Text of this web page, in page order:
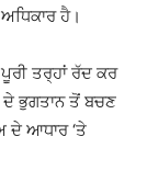
ਹੈ।
ਤਰ੍ਹਾਂ ਰੱਦ ਕਰ
ਦੇ ਭੁਗਤਾਨ ਤੋਂ ਬਚਣ
ਦੇ ਆਧਾਰ ‘ਤੇ